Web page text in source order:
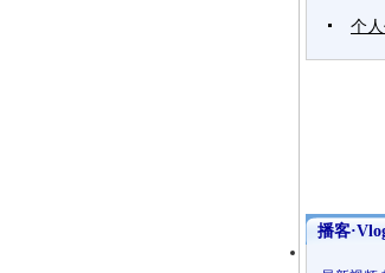
个
播客